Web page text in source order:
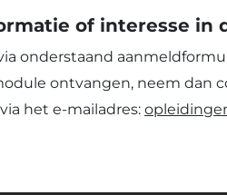
of interesse in
onderstaand
ontvangen, neem dan
het e-mailadres: